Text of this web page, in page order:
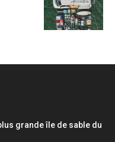
grande île de sable du